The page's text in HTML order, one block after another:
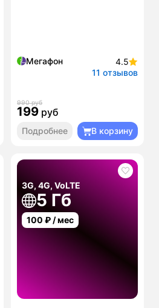
Мегафон
4.5
11 отзывов
990 руб
199 руб
Подробнее В корзину
3G, 4G, VoLTE
5 Гб
100 ₽ / мес